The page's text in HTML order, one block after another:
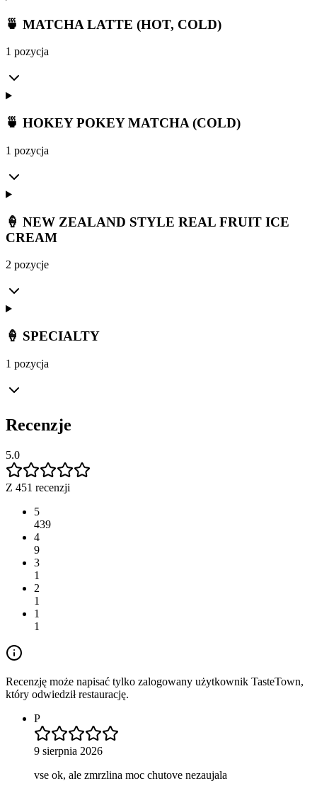
🍵 MATCHA LATTE (HOT, COLD)
1 pozycja
🍵 HOKEY POKEY MATCHA (COLD)
1 pozycja
🍦 NEW ZEALAND STYLE REAL FRUIT ICE
CREAM
2 pozycje
🍦 SPECIALTY
1 pozycja
Recenzje
5.0
Z 451 recenzji
5
439
4
9
3
1
2
1
1
1
Recenzję może napisać tylko zalogowany użytkownik TasteTown,
który odwiedził restaurację.
P
9 sierpnia 2026
vse ok, ale zmrzlina moc chutove nezaujala